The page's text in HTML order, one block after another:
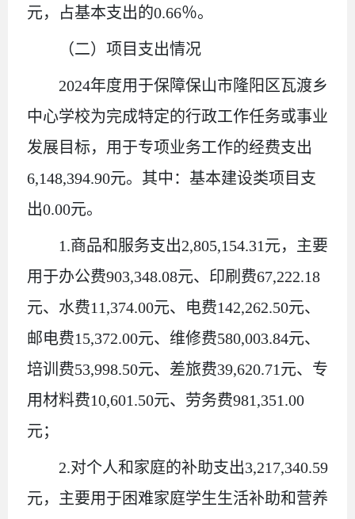
元，
占基本支出的0.66％。
（二）项目支出情况
2024年度用于保障保山市隆阳区瓦渡乡
中心学校为完成特定的行政工作任务或事业
发展目标，用于专项业务工作的经费支出
6,148,394.90元。 其中：基本建设类项目支
出0.00元。
1.商品和服务支出2,805,154.31元， 主要
用于办公费903,348.08元、 印刷费67,222.18
元、 水费11,374.00元、 电费142,262.50元、
邮电费15,372.00元、维修费580,003.84元、
培训费53,998.50元、差旅费39,620.71元、专
用材料费10,601.50元、 劳务费981,351.00
元；
2.对个人和家庭的补助支出3,217,340.59
元，主要用于困难家庭学生生活补助和营养